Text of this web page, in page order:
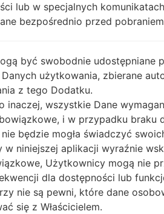
RECAPTCHA
lub w specjalnych
bezpośrednio przed
być swobodnie udostępniane
użytkowania, zbierane
z tego Dodatku.
inaczej, wszystkie Dane
i w przypadku braku
będzie mogła świadczyć
w niniejszej aplikacji wyraźnie
Użytkownicy mogą nie
dla dostępności lub
nie są pewni, które dane
się z Właścicielem.